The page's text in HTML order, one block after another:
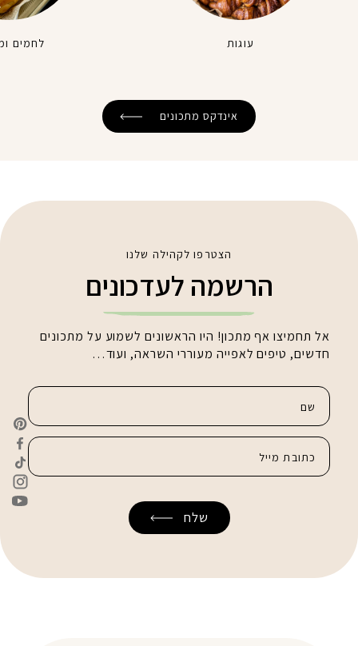
עוגות לחמים
אינדקס מתכונים
הצטרפו לקהילה שלנו
הרשמה לעדכונים
אל תחמיצו אף מתכון! היו הראשונים לשמוע על מתכונים
חדשים, טיפים לאפייה מעוררי השראה, ועוד…